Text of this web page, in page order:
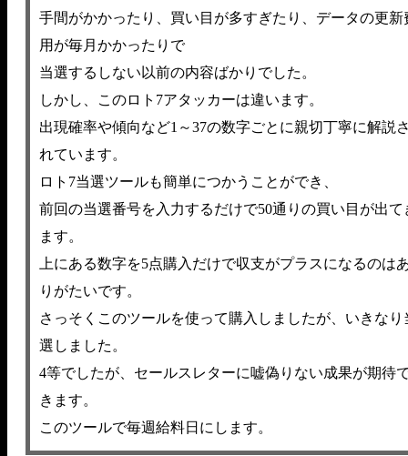
手間がかかったり、買い目が多すぎたり、データの更新
用が毎月かかったりで
当選するしない以前の内容ばかりでした。
しかし、このロト7アタッカーは違います。
出現確率や傾向など1～37の数字ごとに親切丁寧に解説
れています。
ロト7当選ツールも簡単につかうことができ、
前回の当選番号を入力するだけで50通りの買い目が出て
ます。
上にある数字を5点購入だけで収支がプラスになるのは
りがたいです。
さっそくこのツールを使って購入しましたが、いきなり
選しました。
4等でしたが、セールスレターに嘘偽りない成果が期待
きます。
このツールで毎週給料日にします。